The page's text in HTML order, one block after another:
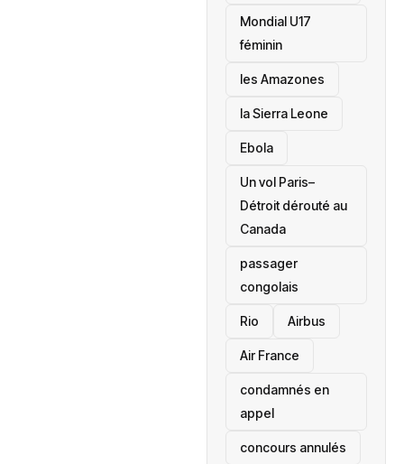
Mondial U17
féminin
les Amazones
la Sierra Leone
‎Ebola
Un vol Paris–
Détroit dérouté au
Canada
passager
congolais
Rio Airbus
Air France
condamnés en
appel
concours annulés